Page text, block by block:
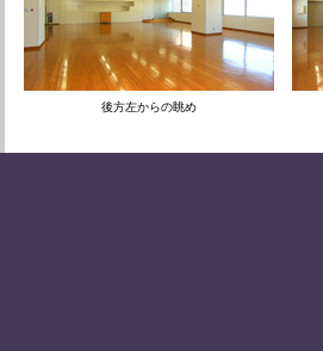
後方左からの眺め